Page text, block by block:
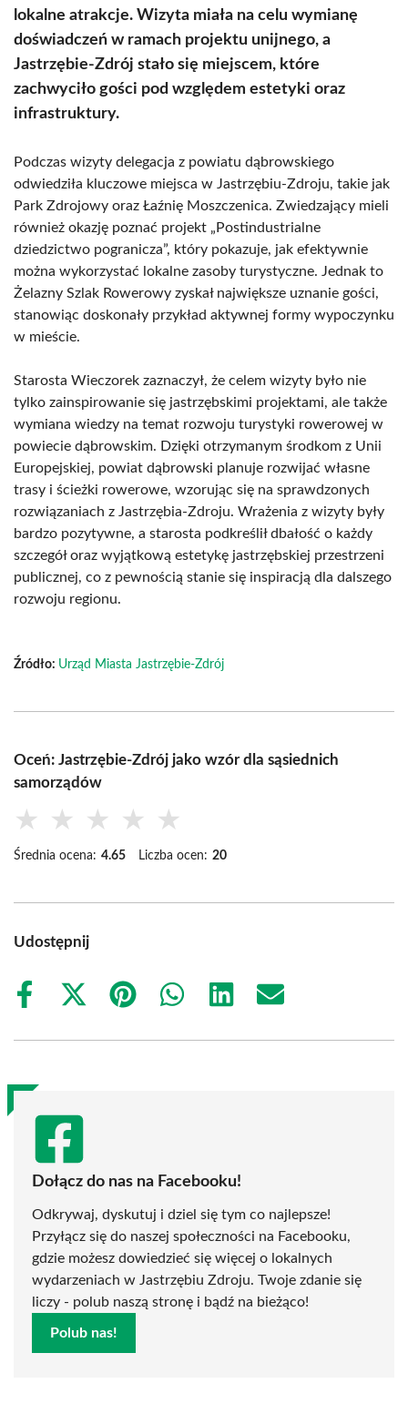
lokalne atrakcje. Wizyta miała na celu wymianę
doświadczeń w ramach projektu unijnego, a
Jastrzębie-Zdrój stało się miejscem, które
zachwyciło gości pod względem estetyki oraz
infrastruktury.
Podczas wizyty delegacja z powiatu dąbrowskiego
odwiedziła kluczowe miejsca w Jastrzębiu-Zdroju, takie jak
Park Zdrojowy oraz Łaźnię Moszczenica. Zwiedzający mieli
również okazję poznać projekt „Postindustrialne
dziedzictwo pogranicza”, który pokazuje, jak efektywnie
można wykorzystać lokalne zasoby turystyczne. Jednak to
Żelazny Szlak Rowerowy zyskał największe uznanie gości,
stanowiąc doskonały przykład aktywnej formy wypoczynku
w mieście.
Starosta Wieczorek zaznaczył, że celem wizyty było nie
tylko zainspirowanie się jastrzębskimi projektami, ale także
wymiana wiedzy na temat rozwoju turystyki rowerowej w
powiecie dąbrowskim. Dzięki otrzymanym środkom z Unii
Europejskiej, powiat dąbrowski planuje rozwijać własne
trasy i ścieżki rowerowe, wzorując się na sprawdzonych
rozwiązaniach z Jastrzębia-Zdroju. Wrażenia z wizyty były
bardzo pozytywne, a starosta podkreślił dbałość o każdy
szczegół oraz wyjątkową estetykę jastrzębskiej przestrzeni
publicznej, co z pewnością stanie się inspiracją dla dalszego
rozwoju regionu.
Źródło: Urząd Miasta Jastrzębie-Zdrój
Oceń: Jastrzębie-Zdrój jako wzór dla sąsiednich
samorządów
★ ★ ★ ★ ★
Średnia ocena: 4.65 Liczba ocen: 20
Udostępnij
Share
Share
(Twitter)
Share
Share
Share
Share
Dołącz do nas na Facebooku!
Odkrywaj, dyskutuj i dziel się tym co najlepsze!
Przyłącz się do naszej społeczności na Facebooku,
gdzie możesz dowiedzieć się więcej o lokalnych
wydarzeniach w Jastrzębiu Zdroju. Twoje zdanie się
liczy - polub naszą stronę i bądź na bieżąco!
Polub nas!